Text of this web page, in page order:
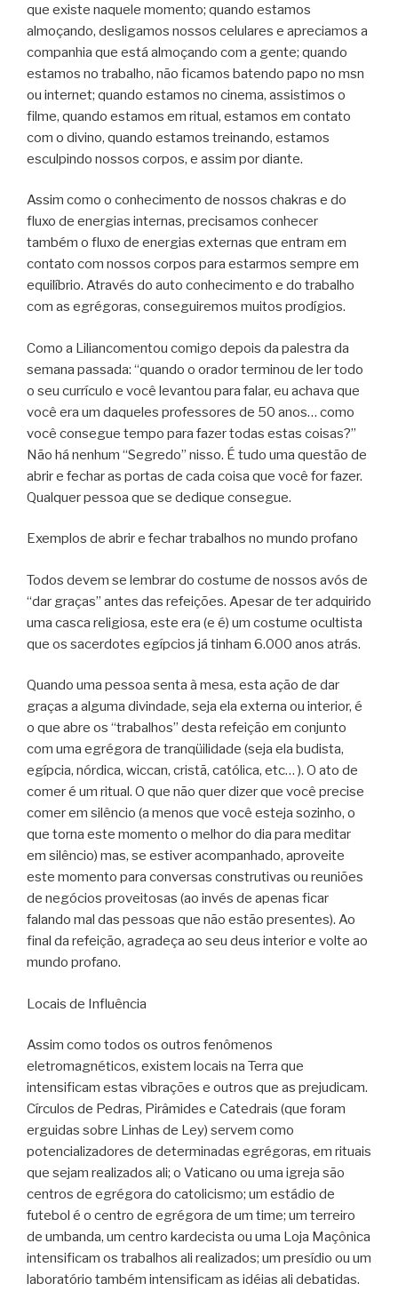
que existe naquele momento; quando estamos
almoçando, desligamos nossos celulares e apreciamos a
companhia que está almoçando com a gente; quando
estamos no trabalho, não ficamos batendo papo no msn
ou internet; quando estamos no cinema, assistimos o
filme, quando estamos em ritual, estamos em contato
com o divino, quando estamos treinando, estamos
esculpindo nossos corpos, e assim por diante.
Assim como o conhecimento de nossos chakras e do
fluxo de energias internas, precisamos conhecer
também o fluxo de energias externas que entram em
contato com nossos corpos para estarmos sempre em
equilíbrio. Através do auto conhecimento e do trabalho
com as egrégoras, conseguiremos muitos prodígios.
Como a Liliancomentou comigo depois da palestra da
semana passada: “quando o orador terminou de ler todo
o seu currículo e você levantou para falar, eu achava que
você era um daqueles professores de 50 anos… como
você consegue tempo para fazer todas estas coisas?”
Não há nenhum “Segredo” nisso. É tudo uma questão de
abrir e fechar as portas de cada coisa que você for fazer.
Qualquer pessoa que se dedique consegue.
Exemplos de abrir e fechar trabalhos no mundo profano
Todos devem se lembrar do costume de nossos avós de
“dar graças” antes das refeições. Apesar de ter adquirido
uma casca religiosa, este era (e é) um costume ocultista
que os sacerdotes egípcios já tinham 6.000 anos atrás.
Quando uma pessoa senta à mesa, esta ação de dar
graças a alguma divindade, seja ela externa ou interior, é
o que abre os “trabalhos” desta refeição em conjunto
com uma egrégora de tranqüilidade (seja ela budista,
egípcia, nórdica, wiccan, cristã, católica, etc… ). O ato de
comer é um ritual. O que não quer dizer que você precise
comer em silêncio (a menos que você esteja sozinho, o
que torna este momento o melhor do dia para meditar
em silêncio) mas, se estiver acompanhado, aproveite
este momento para conversas construtivas ou reuniões
de negócios proveitosas (ao invés de apenas ficar
falando mal das pessoas que não estão presentes). Ao
final da refeição, agradeça ao seu deus interior e volte ao
mundo profano.
Locais de Influência
Assim como todos os outros fenômenos
eletromagnéticos, existem locais na Terra que
intensificam estas vibrações e outros que as prejudicam.
Círculos de Pedras, Pirâmides e Catedrais (que foram
erguidas sobre Linhas de Ley) servem como
potencializadores de determinadas egrégoras, em rituais
que sejam realizados ali; o Vaticano ou uma igreja são
centros de egrégora do catolicismo; um estádio de
futebol é o centro de egrégora de um time; um terreiro
de umbanda, um centro kardecista ou uma Loja Maçônica
intensificam os trabalhos ali realizados; um presídio ou um
laboratório também intensificam as idéias ali debatidas.